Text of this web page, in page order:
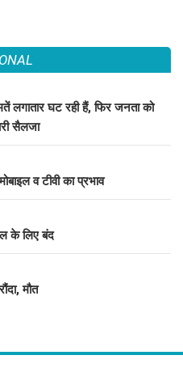
लगातार घट रही हैं, फिर जनता को
सैलजा
व टीवी का प्रभाव
के लिए बंद
मौत